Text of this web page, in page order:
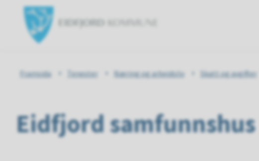
Du
her:
Framsida Tenester Næring og arbeidsliv Skatt og avgifter
Eidfjord samfunnshus